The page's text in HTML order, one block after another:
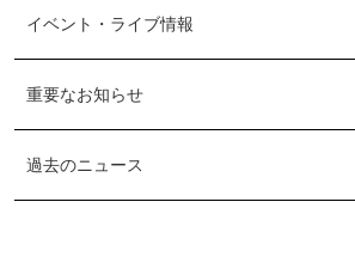
イベント・ライブ情報
重要なお知らせ
過去のニュース